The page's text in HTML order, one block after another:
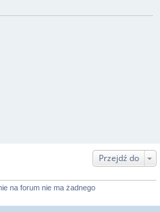
Przejdź do
na forum nie ma żadnego